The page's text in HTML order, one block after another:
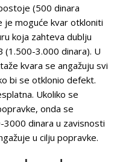
(500 dinara
je moguće kvar otkloniti
koja zahteva dublju
(1.500-3.000 dinara). U
kvara se angažuju svi
bi se otklonio defekt.
Ukoliko se
onda se
dinara u zavisnosti
u cilju popravke.